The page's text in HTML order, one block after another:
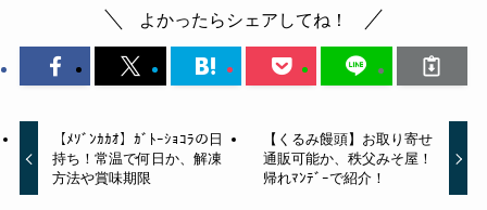
よかったらシェアしてね！
【ﾒｿﾞﾝｶｶｵ】ｶﾞﾄｰｼｮｺﾗの日
持ち！常温で何日か、解凍
方法や賞味期限
【くるみ饅頭】お取り寄せ
通販可能か、秩父みそ屋！
帰れﾏﾝﾃﾞｰで紹介！